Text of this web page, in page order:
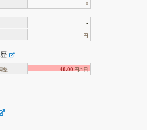
0
-
-円
整 40.00 円/1日